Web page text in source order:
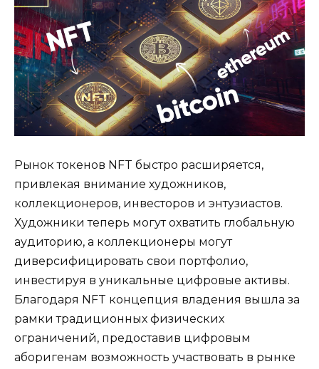
Рынок токенов NFT быстро расширяется,
привлекая внимание художников,
коллекционеров, инвесторов и энтузиастов.
Художники теперь могут охватить глобальную
аудиторию, а коллекционеры могут
диверсифицировать свои портфолио,
инвестируя в уникальные цифровые активы.
Благодаря NFT концепция владения вышла за
рамки традиционных физических
ограничений, предоставив цифровым
аборигенам возможность участвовать в рынке